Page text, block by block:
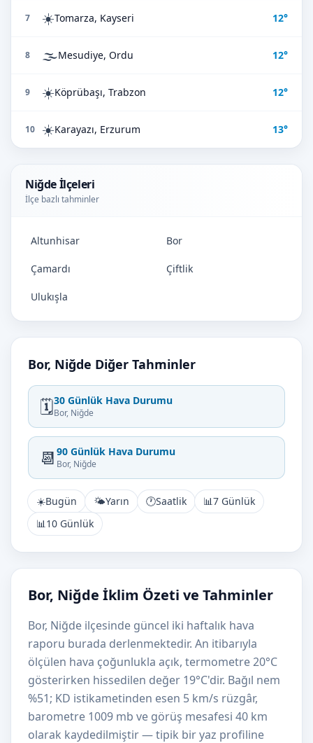
7 ☀️Tomarza, Kayseri 12°
8 🌫️Mesudiye, Ordu 12°
9 ☀️Köprübaşı, Trabzon 12°
10 ☀️Karayazı, Erzurum 13°
Niğde İlçeleri
İlçe bazlı tahminler
Altunhisar Bor
Çamardı Çiftlik
Ulukışla
Bor, Niğde Diğer Tahminler
🗓️30 Günlük Hava Durumu
Bor, Niğde
📆 90 Günlük Hava Durumu
Bor, Niğde
☀️Bugün 🌤️Yarın 🕐Saatlik 📊7 Günlük
📊10 Günlük
Bor, Niğde İklim Özeti ve Tahminler
Bor, Niğde ilçesinde güncel iki haftalık hava
raporu burada derlenmektedir. An itibarıyla
ölçülen hava çoğunlukla açık, termometre 20°C
gösterirken hissedilen değer 19°C'dir. Bağıl nem
%51; KD istikametinden esen 5 km/s rüzgâr,
barometre 1009 mb ve görüş mesafesi 40 km
olarak kaydedilmiştir — tipik bir yaz profiline